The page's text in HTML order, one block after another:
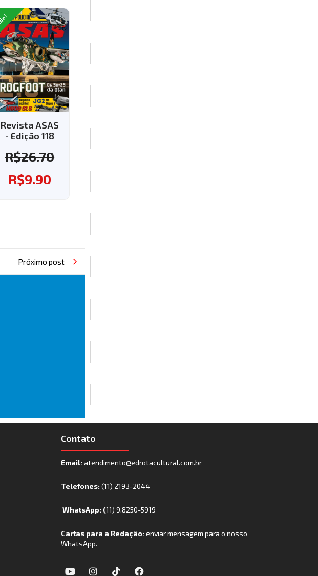
Revista ASAS
- Edição 143 -
cupom "143" e
grátis!
Próximo post
Contato
Email:atendimento@edrotacultural.com.br
Telefones:(11) 2193-2044
WhatsApp: (11) 9.8250-5919
Cartas para a Redação:enviar mensagem para o nosso
WhatsApp.